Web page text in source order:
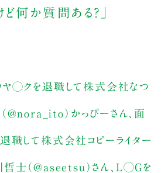
ど何か質問ある？」
ヤ◯クを退職して株式会社なつ
@nora_ito）かっぴーさん、面
職して株式会社コピーライター
士（@aseetsu）さん、L◯Gを